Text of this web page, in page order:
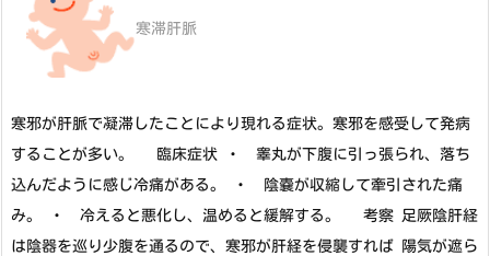
寒滞肝脈
寒邪が肝脈で凝滞したことにより現れる症状。寒邪を感受して発病
することが多い。 臨床症状 ・ 睾丸が下腹に引っ張られ、落ち
込んだように感じ冷痛がある。 ・ 陰嚢が収縮して牽引された痛
み。 ・ 冷えると悪化し、温めると緩解する。 考察 足厥陰肝経
は陰器を巡り少腹を通るので、寒邪が肝経を侵襲すれば 陽気が遮ら